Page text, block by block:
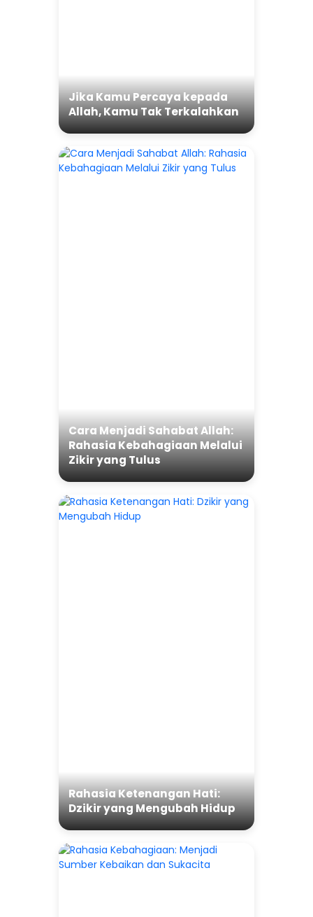
Jika Kamu Percaya kepada
Allah, Kamu Tak Terkalahkan
Cara Menjadi Sahabat Allah:
Rahasia Kebahagiaan Melalui
Zikir yang Tulus
Rahasia Ketenangan Hati:
Dzikir yang Mengubah Hidup